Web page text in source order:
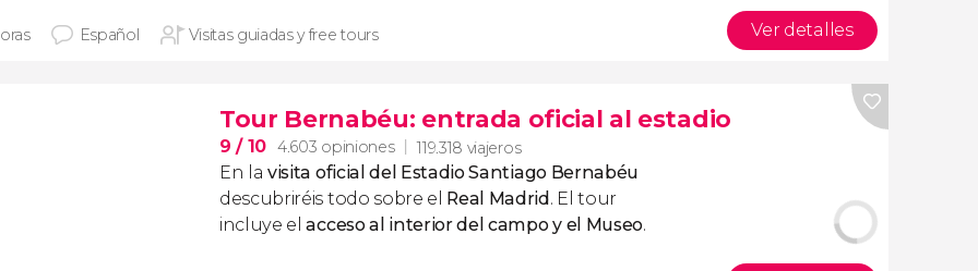
Español Visitas guiadas y free tours Ver detalles
Tour Bernabéu: entrada oficial al estadio
9/ 10 4.603 opiniones 119.318 viajeros
En lavisita oficial del Estadio Santiago Bernabéu
descubriréis todo sobre el Real Madrid. El tour
incluye elacceso al interior del campo y el Museo.